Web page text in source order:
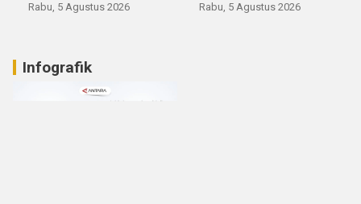
Rabu, 5 Agustus 2026 Rabu, 5 Agustus 2026
Infografik